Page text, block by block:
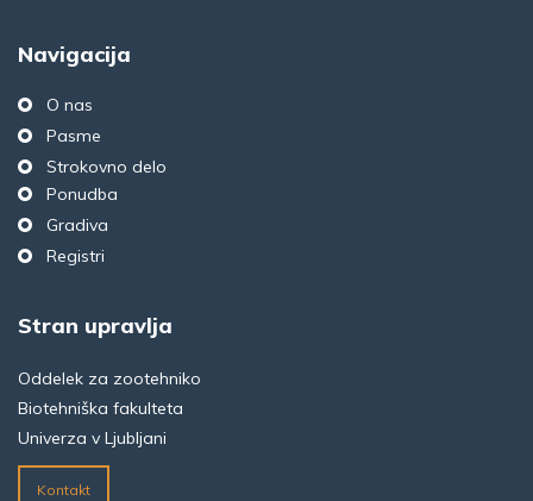
Navigacija
O nas
Pasme
Strokovno delo
Ponudba
Gradiva
Registri
Stran upravlja
Oddelek za zootehniko
Biotehniška fakulteta
Univerza v Ljubljani
Kontakt